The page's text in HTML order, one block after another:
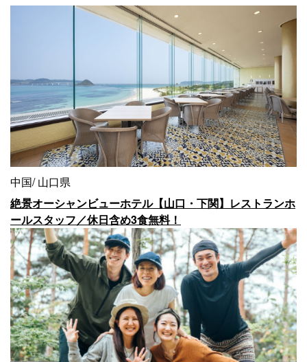
中国 山口県
絶景オーシャンビューホテル【山口・下関】レストランホ
ールスタッフ／休日含め3食無料！